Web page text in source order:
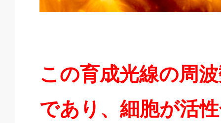
この育成光線の周
であり、細胞が活